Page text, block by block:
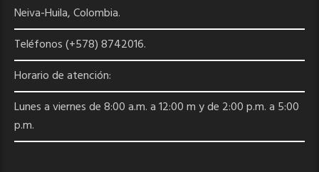
Neiva-Huila, Colombia.
Teléfonos (+578) 8742016.
Horario de atención:
Lunes a viernes de 8:00 a.m. a 12:00 m y de 2:00 p.m. a 5:00
p.m.